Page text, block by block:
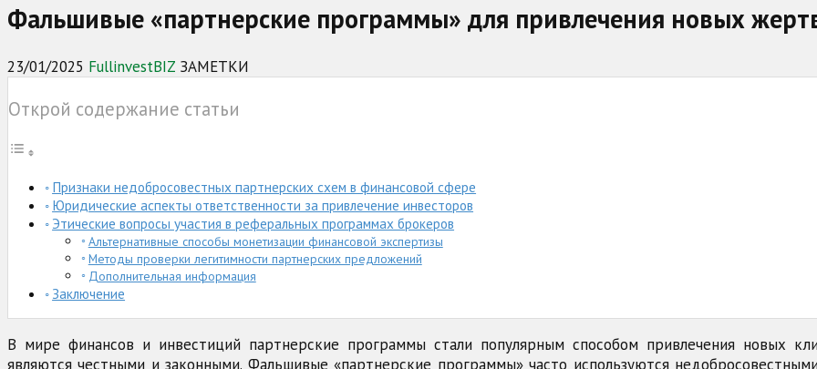
Фальшивые «партнерские программы» для привлечения новых
23/01/2025 FullinvestBIZ ЗАМЕТКИ
Открой содержание статьи
Признаки недобросовестных партнерских схем в финансовой сфере
Юридические аспекты ответственности за привлечение инвесторов
Этические вопросы участия в реферальных программах брокеров
Альтернативные способы монетизации финансовой экспертизы
Методы проверки легитимности партнерских предложений
Дополнительная информация
Заключение
В мире финансов и инвестиций партнерские программы стали популярным способом привлечения новых
являются честными и законными. Фальшивые «партнерские программы» часто используются